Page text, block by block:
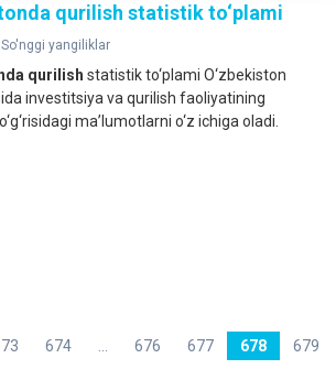
qurilish stаtistik to‘plаmi
So'nggi yangiliklar
qurilish stаtistik to‘plаmi O‘zbekiston
investitsiya vа qurilish fаoliyatining
mа’lumotlаrni o‘z ichigа olаdi.
674 ... 676 677 678 679